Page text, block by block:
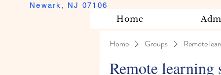
Newark, NJ 07106
Home
Home Groups Remote
Remote learning